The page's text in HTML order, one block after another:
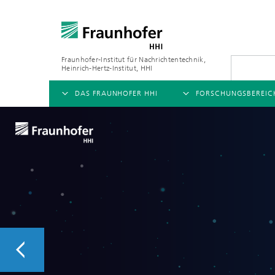
Fraunhofer-Institut für Nachrichtentechnik,
Heinrich-Hertz-Institut, HHI
DAS FRAUNHOFER HHI
ÜBER UNS
Mission
Organisationsplan
Kompression
Digitaler Zwilling
Videokommunikation und
Vision and Imaging
Künstliche Intelligenz